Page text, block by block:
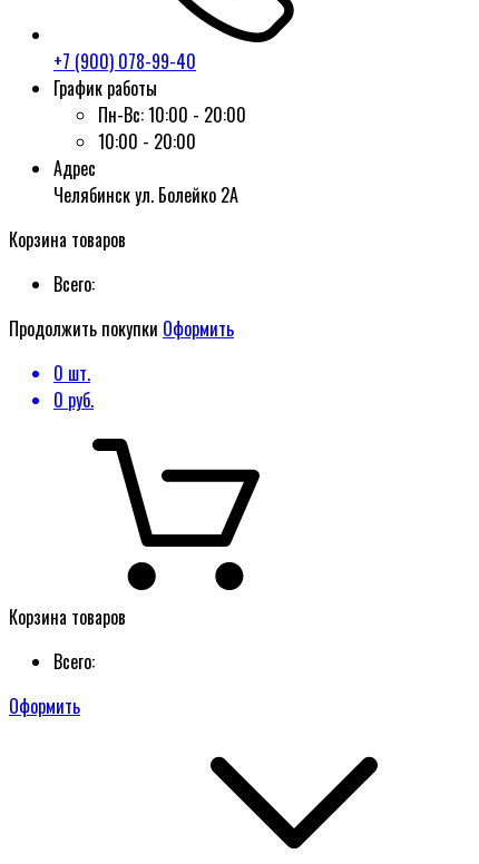
+7 (900) 078-99-40
График работы
Пн-Вс:10:00 - 20:00
10:00 - 20:00
Адрес
Челябинск ул. Болейко 2А
Корзина товаров
Всего:
Продолжить покупки Оформить
0 шт.
0 руб.
Корзина товаров
Всего:
Оформить